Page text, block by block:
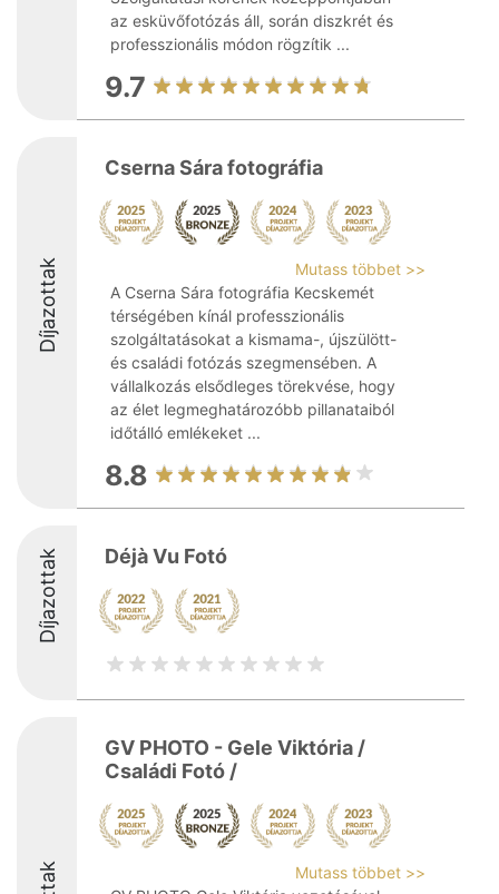
az esküvőfotózás áll, során diszkrét és
professzionális módon rögzítik ...
9.7
Díjazottak
Cserna Sára fotográfia
Mutass többet >>
A Cserna Sára fotográfia Kecskemét
térségében kínál professzionális
szolgáltatásokat a kismama-, újszülött-
és családi fotózás szegmensében. A
vállalkozás elsődleges törekvése, hogy
az élet legmeghatározóbb pillanataiból
időtálló emlékeket ...
8.8
Díjazottak Déjà Vu Fotó
GV PHOTO - Gele Viktória /
Családi Fotó /
Mutass többet >>